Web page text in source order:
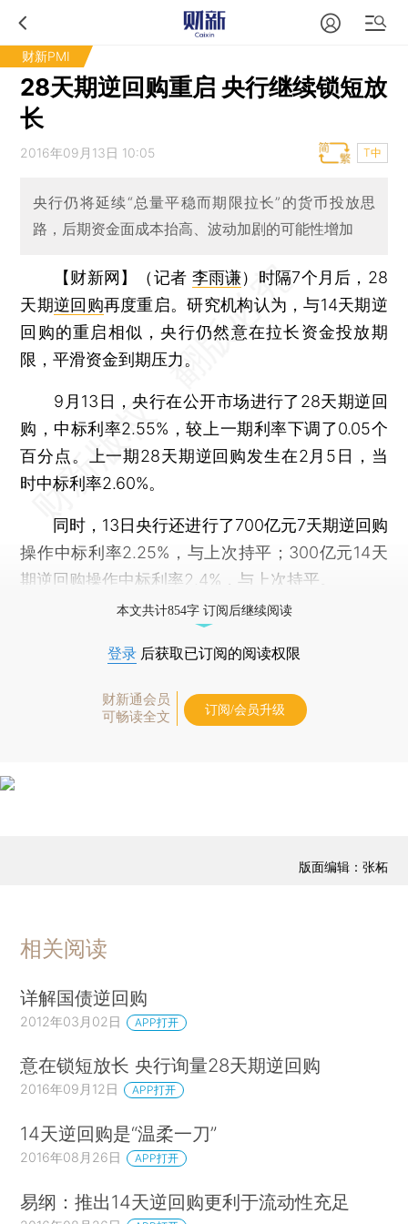
财新PMI
28天期逆回购重启 央行继续锁短放
长
2016年09月13日 10:05 T中
央行仍将延续“总量平稳而期限拉长”的货币投放思
路，后期资金面成本抬高、波动加剧的可能性增加
【财新网】（记者 李雨谦） 时隔7个月后，28
天期逆回购再度重启。研究机构认为，与14天期逆
回购的重启相似，央行仍然意在拉长资金投放期
限，平滑资金到期压力。
9月13日，央行在公开市场进行了28天期逆回
购，中标利率2.55%，较上一期利率下调了0.05个
百分点。上一期28天期逆回购发生在2月5日，当
时中标利率2.60%。
同时，13日央行还进行了700亿元7天期逆回购
操作中标利率2.25%，与上次持平；300亿元14天
期逆回购操作中标利率2.4%，与上次持平。
本文共计854字 订阅后继续阅读
登录 后获取已订阅的阅读权限
财新通会员
可畅读全文
订阅/会员升级
版面编辑：张柘
相关阅读
详解国债逆回购
2012年03月02日 APP打开
意在锁短放长 央行询量28天期逆回购
2016年09月12日 APP打开
14天逆回购是“温柔一刀”
2016年08月26日 APP打开
易纲：推出14天逆回购更利于流动性充足